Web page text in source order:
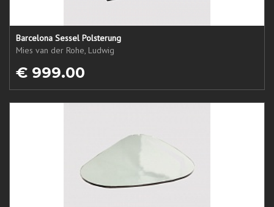
Barcelona Sessel Polsterung
Mies van der Rohe, Ludwig
€ 999.00